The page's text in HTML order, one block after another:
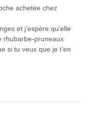
achetée chez
et j’espère qu’elle
rhubarbe-pruneaux
si tu veux que je t’en